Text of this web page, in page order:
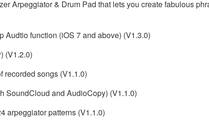
Arpeggiator & Drum Pad that lets you create fabulous
Audtio function (iOS 7 and above) (V1.3.0)
(V1.2.0)
recorded songs (V1.1.0)
SoundCloud and AudioCopy) (V1.1.0)
arpeggiator patterns (V1.1.0)